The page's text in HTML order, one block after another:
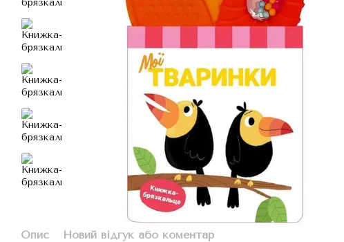
Опис
Новий відгук або коментар